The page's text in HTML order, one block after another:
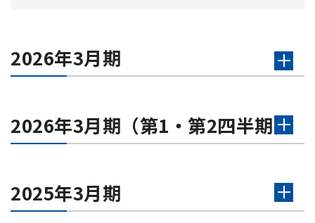
2026年3月期
2026年3月期（第1・第2四半期）
2025年3月期